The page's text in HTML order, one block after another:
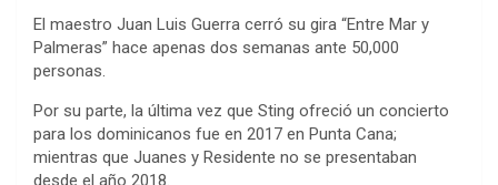
El maestro Juan Luis Guerra cerró su gira “Entre Mar y
Palmeras” hace apenas dos semanas ante 50,000
personas.
Por su parte, la última vez que Sting ofreció un concierto
para los dominicanos fue en 2017 en Punta Cana;
mientras que Juanes y Residente no se presentaban
desde el año 2018.